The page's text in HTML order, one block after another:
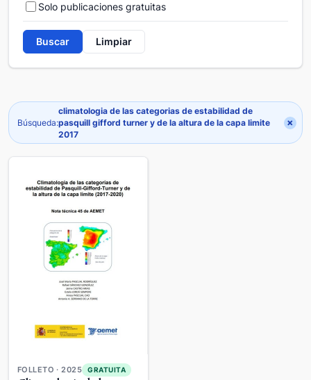
Solo publicaciones gratuitas
Buscar Limpiar
Búsqueda:
climatologia de las categorias de estabilidad de
pasquill gifford turner y de la altura de la capa limite
2017
×
FOLLETO · 2025 GRATUITA